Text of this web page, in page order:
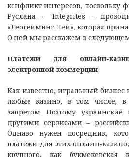
конфликт интересов, поскольку
Руслана – Integrites –
«Леогейминг Пей», которая
О ней мы расскажем в
Платежи для онлайн-
электронной коммерции
Как известно, игральный
любые казино, в том числе,
запретом. Поэтому украинские
другими сервисами –
Однако нужен посредник,
платежи для этих онлайн-
крупного, как букмекерская